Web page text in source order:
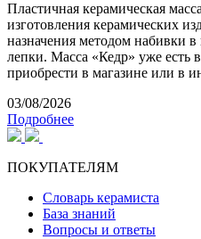
Пластичная керамическая
изготовления керамических
назначения методом набивки
лепки. Масса «Кедр» уже есть
приобрести в магазине или в
03/08/2026
Подробнее
ПОКУПАТЕЛЯМ
Словарь керамиста
База знаний
Вопросы и ответы